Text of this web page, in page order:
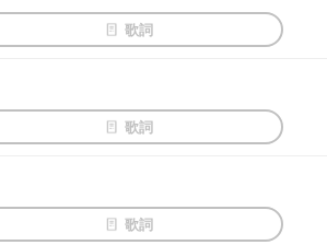
歌詞
歌詞
歌詞